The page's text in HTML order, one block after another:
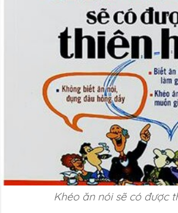
Khéo ăn nói sẽ có được